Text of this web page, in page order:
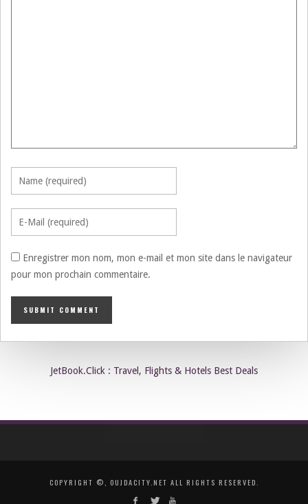
Enregistrer mon nom, mon e-mail et mon site dans le navigateur
pour mon prochain commentaire.
JetBook.Click : Travel, Flights & Hotels Best Deals
COPYRIGHT ©, OUJDACITY.NET ALL RIGHTS RESERVED.